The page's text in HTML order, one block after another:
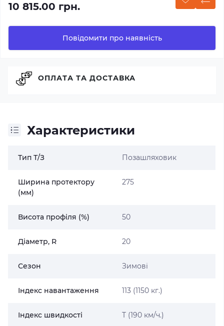
10 815.00 грн.
Повідомити про наявність
Характеристики
Тип Т/З Позашляховик
Ширина протектору
(мм)
275
Висота профіля (%) 50
Діаметр, R 20
Сезон Зимові
Індекс навантаження 113 (1150 кг.)
Індекс швидкості T (190 км/ч.)
ОПЛАТА ТА ДОСТАВКА